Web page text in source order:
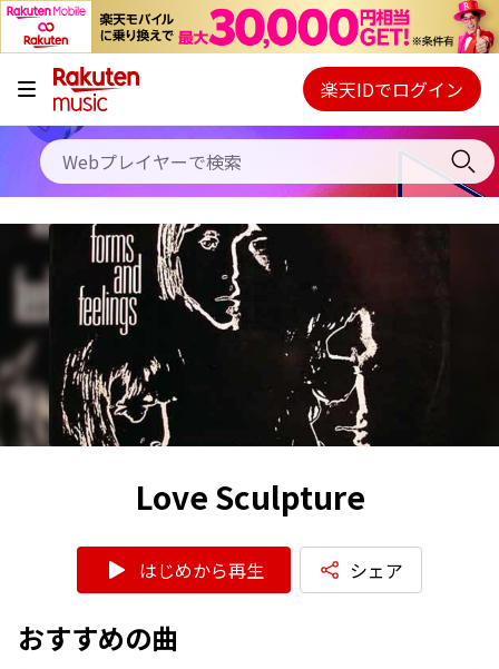
キャンペーン
料金プラン
使い方
初回30日間無料お試し
Webプレイヤー
ご契約内容の確認・変更
楽天IDでログイン
Love Sculpture
はじめから再生 シェア
おすすめの曲